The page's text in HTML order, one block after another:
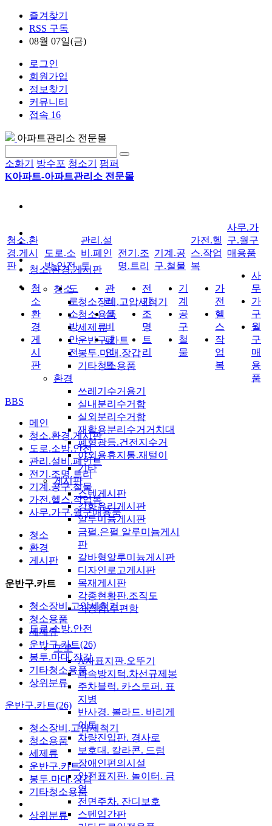
즐겨찾기
RSS 구독
08월 07일(금)
로그인
회원가입
정보찾기
커뮤니티
접속 16
아파트관리소 전문몰
소화기 방수포 청소기
펌퍼
K아파트-아파트관리소 전문몰
청소.환경.게시판
청소
청소장비.고압세척기
청소용품
세제류
운반구.카트
봉투.마대.장갑
기타청소용품
환경
쓰레기수거용기
실내분리수거함
실외분리수거함
재활용분리수거거치대
폐형광등.건전지수거
야외용휴지통.재털이
기타
게시판
스텐게시판
강화유리게시판
알루미늄게시판
금펄.은펄 알루미늄게시
판
갈바형알루미늄게시판
디자인로고게시판
목재게시판
각종현황판.조직도
각종함.우편함
도로.소방.안전
도로
A자표지판.오뚜기
과속방지턱.차선규제봉
주차블럭. 카스토퍼. 표
지병
반사경. 볼라드. 바리게
이트
차량진입판. 경사로
보호대. 칼라콘. 드럼
장애인편의시설
안전표지판. 놀이터. 금
연
전면주차. 잔디보호
스텐입간판
청소.환
경.게시
판
청
소
환
경
게
시
판
도로.소
방.안전
도
로
소
방
안
전
관리.설
비.페인
트
관
리
설
비
페
인
트
전기.조
명.트리
전
기
조
명
트
리
기계.공
구.철물
기
계
공
구
철
물
가전.헬
스.작업
복
가
전
헬
스
작
업
복
사무.가
구.월구
매용품
사
무
가
구
월
구
매
용
품
BBS
메인
청소.환경.게시판
도로.소방.안전
관리.설비.페인트
전기.조명.트리
기계.공구.철물
가전.헬스.작업복
사무.가구.월구매용품
청소
환경
게시판
운반구.카트
청소장비.고압세척기
청소용품
세제류
운반구.카트(26)
봉투.마대.장갑
기타청소용품
상위분류
운반구.카트(26)
청소장비.고압세척기
청소용품
세제류
운반구.카트
봉투.마대.장갑
기타청소용품
상위분류